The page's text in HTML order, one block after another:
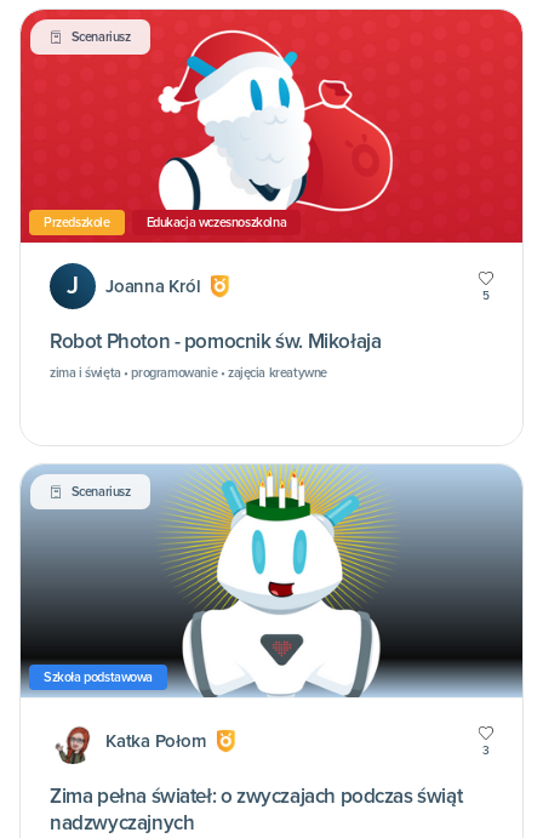
Scenariusz
Przedszkole Edukacja wczesnoszkolna
J Joanna Król 5
Robot Photon - pomocnik św. Mikołaja
zima i święta • programowanie • zajęcia kreatywne
Scenariusz
Szkoła podstawowa
Katka Połom 3
Zima pełna świateł: o zwyczajach podczas świąt
nadzwyczajnych